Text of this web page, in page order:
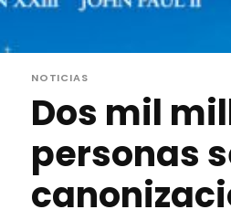
NOTICIAS
Dos mil
personas